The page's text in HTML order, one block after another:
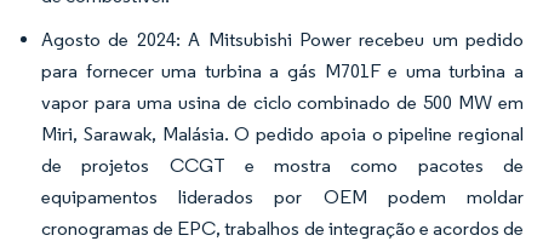
Agosto de 2024: A Mitsubishi Power recebeu um pedido
para fornecer uma turbina a gás M701F e uma turbina a
vapor para uma usina de ciclo combinado de 500 MW em
Miri, Sarawak, Malásia. O pedido apoia o pipeline regional
de projetos CCGT e mostra como pacotes de
equipamentos liderados por OEM podem moldar
cronogramas de EPC, trabalhos de integração e acordos de